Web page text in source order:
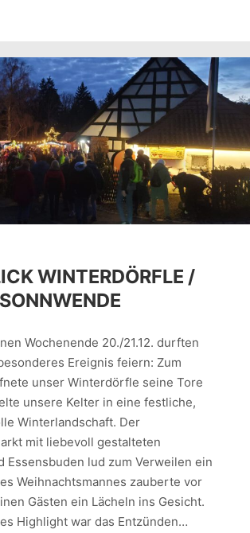
WINTERDÖRFLE /
Wochenende 20./21.12. durften
Ereignis feiern: Zum
unser Winterdörfle seine Tore
unsere Kelter in eine festliche,
Winterlandschaft. Der
mit liebevoll gestalteten
Essensbuden lud zum Verweilen ein
Weihnachtsmannes zauberte vor
Gästen ein Lächeln ins Gesicht.
Highlight war das Entzünden…